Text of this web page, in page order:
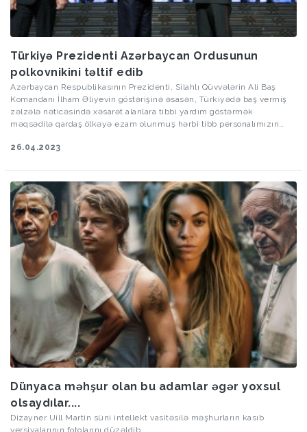
Türkiyə Prezidenti Azərbaycan Ordusunun
polkovnikini təltif edib
Azərbaycan Respublikasının Prezidenti, Silahlı Qüvvələrin Ali Baş
Komandanı İlham Əliyevin göstərişinə əsasən, Türkiyədə baş vermiş
zəlzələ nəticəsində xəsarət alanlara tibbi yardım göstərmək
məqsədilə qardaş ölkəyə ezam olunmuş hərbi tibb personalımızın
26.04.2023
Dünyaca məhşur olan bu adamlar əgər yoxsul
olsaydılar....
Dizayner Uill Martin süni intellekt vasitəsilə məşhurların kasıb
versiyalarının fotolarını düzəldib.